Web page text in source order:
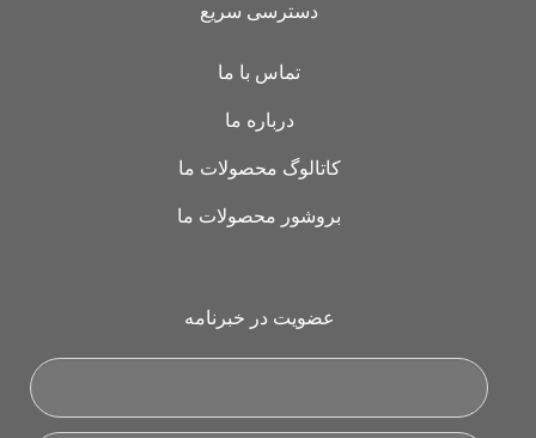
دسترسی سریع
تماس با ما
درباره ما
کاتالوگ محصولات ما
بروشور محصولات ما
عضویت در خبرنامه